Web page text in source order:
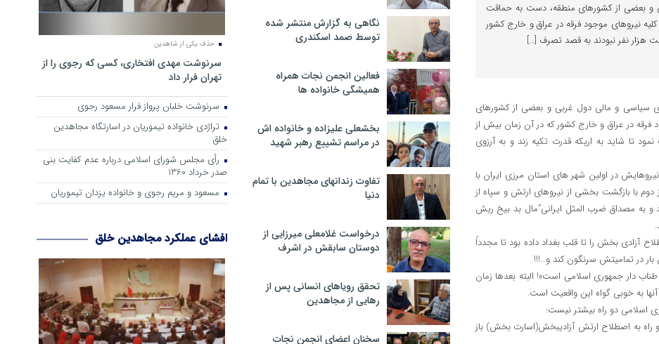
و بعضی از کشورهای منطقه، دست به حماقت
نیروهای موجود فرقه در عراق و خارج کشور
هزار نفر نبودند به قصد تصرف […]
های سیاسی و مالی دول غربی و بعضی از کشورهای
در عراق و خارج کشور که در آن زمان بیش از
تا شاید به اریکه قدرت تکیه زند و به آرزوی
در اولین شهر های استان مرزی ایران با
با بازگشت بخشی از نیروهای ارتش و سپاه از
و به مصداق ضرب المثل ایرانی”مال بد بیخ ریش
بخش را تا قلب بغداد داده بود تا مجدداً
در تمامیتش سرنگون کند و…!!!
دار جمهوری اسلامی است»! البته بعدها زمان
به خوبی گواه این واقعیت است.
اسلامی دو راه بیشتر نیست:
به اصطلاح ارتش آزادیبخش(اسارت بخش) باز
نگاهی به گزارش منتشر شده
توسط صمد اسکندری
فعالین انجمن نجات همراه
همیشگی خانواده ها
بخشعلی علیزاده و خانواده اش
در مراسم تشییع رهبر شهید
تفاوت زندانهای مجاهدین با تمام
دنیا
درخواست غلامعلی میرزایی از
دوستان سابقش در اشرف
تحقق رویاهای انسانی پس از
رهایی از مجاهدین
سخنان اعضای انجمن نجات
حذف یکی از شاهدین
سرنوشت مهدی افتخاری، کسی که رجوی را از
تهران فرار داد
سرنوشت خلبان پرواز فرار مسعود رجوی
تراژدی خانواده تیموریان در اسارتگاه مجاهدین
خلق
رأی مجلس شورای اسلامی درباره عدم كفایت بنی
صدر خرداد 1360
مسعود و مریم رجوی و خانواده یزدان تیموریان
افشای عملکرد مجاهدین خلق